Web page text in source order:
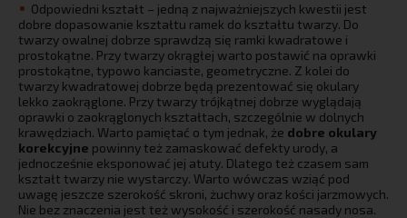
Odpowiedni kształt – jedną z najważniejszych kwestii jest
dobre dopasowanie kształtu ramek do kształtu twarzy. Do
twarzy owalnej dobrze sprawdzą się ramki kwadratowe i
prostokątne. Przy twarzy okrągłej warto postawić na oprawki
prostokątne, typowo kanciaste, geometryczne. Z kolei do
twarzy kwadratowej dobrze będą prezentować się okulary
lekko zaokrąglone. Przy twarzy trójkątnej dobrze wyglądają
oprawki o zaokrąglonych kształtach, szczególnie w dolnych
krawędziach. Warto pamiętać o tym jednak, że dobre okulary
korekcyjne powinny też zamaskować defekty urody, a
jednocześnie eksponować jej atuty. Dlatego też czasem sam
kształt twarzy nie wystarczy. Warto wówczas wziąć pod
uwagę jeszcze szerokość skroni, żuchwy oraz kości jarzmowych.
Nie bez znaczenia jest też wysokość i szerokość nasady nosa.